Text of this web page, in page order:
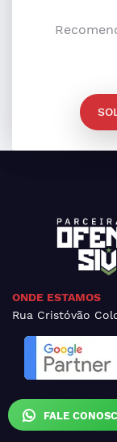
FALE
ONDE ESTAMOS
Rua Cristóvão